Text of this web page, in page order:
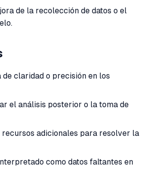
de la recolección de datos o el
de claridad o precisión en los
el análisis posterior o la toma de
recursos adicionales para resolver la
como datos faltantes en